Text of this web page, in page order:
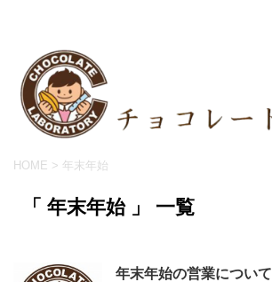
HOME > 年末年始
「 年末年始 」 一覧
年末年始の営業について